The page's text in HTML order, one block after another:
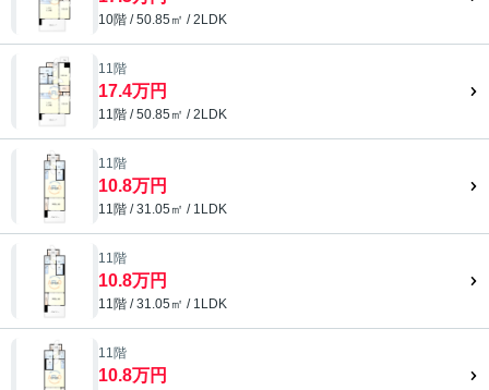
10階 / 50.85㎡ / 2LDK
11階
17.4万円
11階 / 50.85㎡ / 2LDK
11階
10.8万円
11階 / 31.05㎡ / 1LDK
11階
10.8万円
11階 / 31.05㎡ / 1LDK
11階
10.8万円